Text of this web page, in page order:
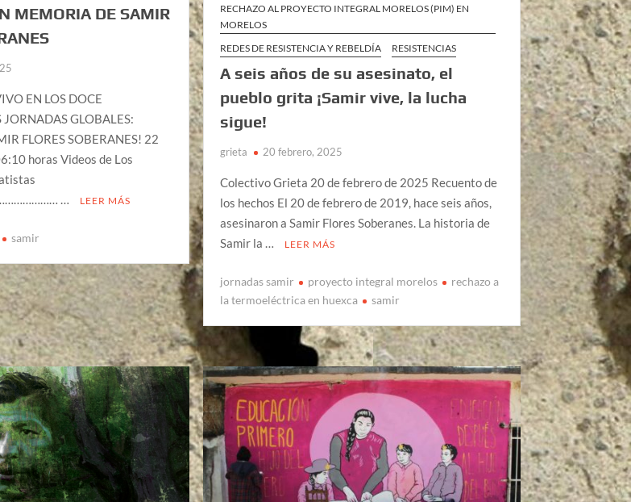
MEMORIA DE SAMIR
EN LOS DOCE
JORNADAS GLOBALES:
FLORES SOBERANES! 22
horas Videos de Los
…
LEER MÁS
samir
RECHAZO AL PROYECTO INTEGRAL MORELOS (PIM) EN
MORELOS
REDES DE RESISTENCIA Y REBELDÍA
RESISTENCIAS
A seis años de su asesinato, el
pueblo grita ¡Samir vive, la lucha
sigue!
grieta 20 febrero, 2025
Colectivo Grieta 20 de febrero de 2025 Recuento de
los hechos El 20 de febrero de 2019, hace seis años,
asesinaron a Samir Flores Soberanes. La historia de
Samir la …
LEER MÁS
jornadas samir proyecto integral morelos
rechazo a
la termoeléctrica en huexca
samir